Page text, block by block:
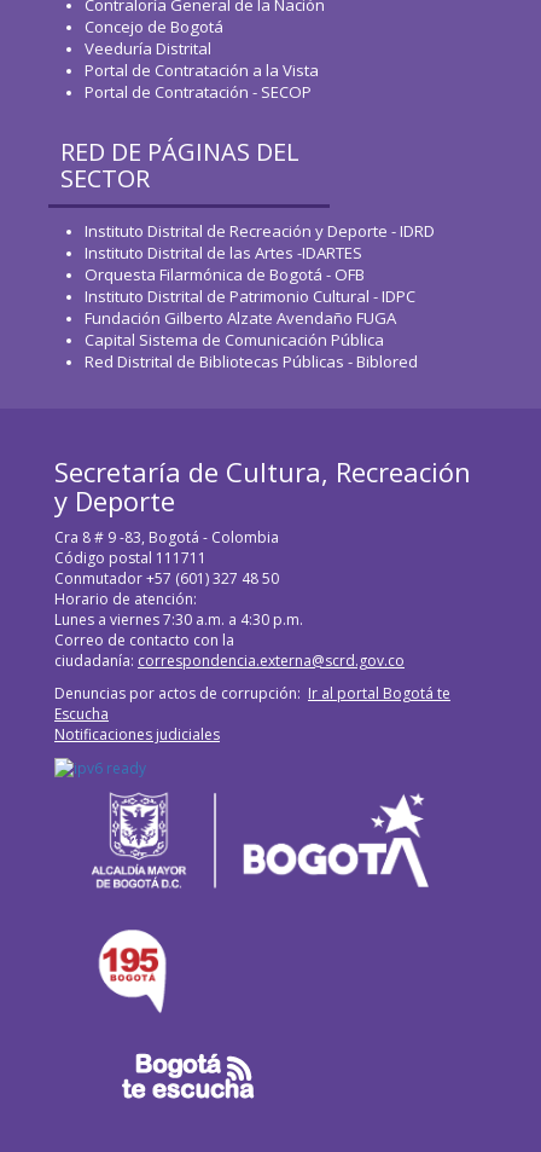
Contraloría General de la Nación
Concejo de Bogotá
Veeduría Distrital
Portal de Contratación a la Vista
Portal de Contratación - SECOP
RED DE PÁGINAS DEL
SECTOR
Instituto Distrital de Recreación y Deporte - IDRD
Instituto Distrital de las Artes -IDARTES
Orquesta Filarmónica de Bogotá - OFB
Instituto Distrital de Patrimonio Cultural - IDPC
Fundación Gilberto Alzate Avendaño FUGA
Capital Sistema de Comunicación Pública
Red Distrital de Bibliotecas Públicas - Biblored
Secretaría de Cultura, Recreación
y Deporte
Cra 8 # 9 -83, Bogotá - Colombia
Código postal 111711
Conmutador +57 (601) 327 48 50
Horario de atención:
Lunes a viernes 7:30 a.m. a 4:30 p.m.
Correo de contacto con la
ciudadanía: correspondencia.externa@scrd.gov.co
Denuncias por actos de corrupción: Ir al portal Bogotá te
Escucha
Notificaciones judiciales